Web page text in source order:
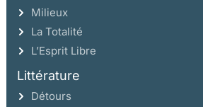
Milieux
La Totalité
L’Esprit Libre
Littérature
Détours